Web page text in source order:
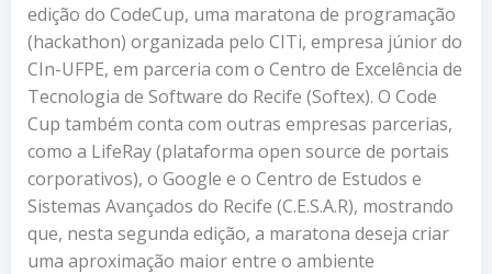
edição do CodeCup, uma maratona de programação
(hackathon) organizada pelo CITi, empresa júnior do
CIn-UFPE, em parceria com o Centro de Excelência de
Tecnologia de Software do Recife (Softex). O Code
Cup também conta com outras empresas parcerias,
como a LifeRay (plataforma open source de portais
corporativos), o Google e o Centro de Estudos e
Sistemas Avançados do Recife (C.E.S.A.R), mostrando
que, nesta segunda edição, a maratona deseja criar
uma aproximação maior entre o ambiente